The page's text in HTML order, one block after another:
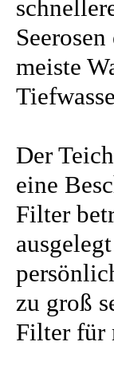
meiste
Der
eine
Filter
zu groß
Filter für